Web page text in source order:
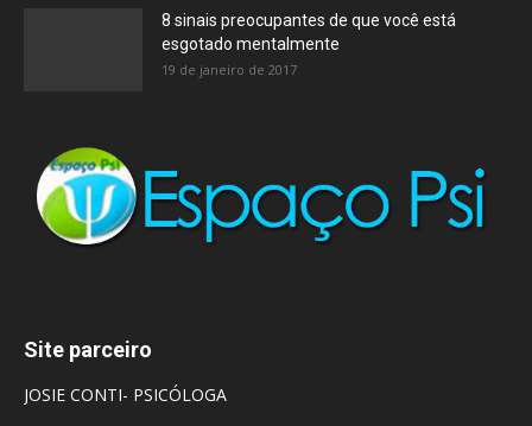
8 sinais preocupantes de que você está
esgotado mentalmente
19 de janeiro de 2017
Site parceiro
JOSIE CONTI- PSICÓLOGA